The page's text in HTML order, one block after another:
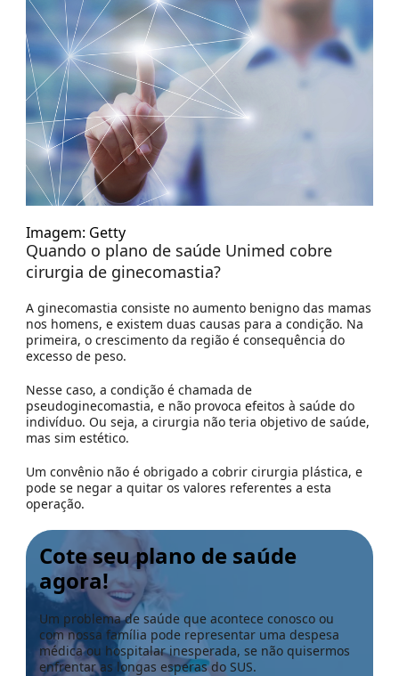
Imagem: Getty
Quando o plano de saúde Unimed cobre
cirurgia de ginecomastia?
A ginecomastia consiste no aumento benigno das mamas
nos homens, e existem duas causas para a condição. Na
primeira, o crescimento da região é consequência do
excesso de peso.
Nesse caso, a condição é chamada de
pseudoginecomastia, e não provoca efeitos à saúde do
indivíduo. Ou seja, a cirurgia não teria objetivo de saúde,
mas sim estético.
Um convênio não é obrigado a cobrir cirurgia plástica, e
pode se negar a quitar os valores referentes a esta
operação.
Cote seu plano de saúde
agora!
Um problema de saúde que acontece conosco ou
com nossa família pode representar uma despesa
médica ou hospitalar inesperada, se não quisermos
enfrentar as longas esperas do SUS.